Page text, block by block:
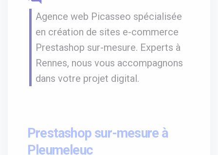
Agence web Picasseo spécialisée
en création de sites e-commerce
Prestashop sur-mesure. Experts à
Rennes, nous vous accompagnons
dans votre projet digital.
Prestashop sur-mesure à
Pleumeleuc